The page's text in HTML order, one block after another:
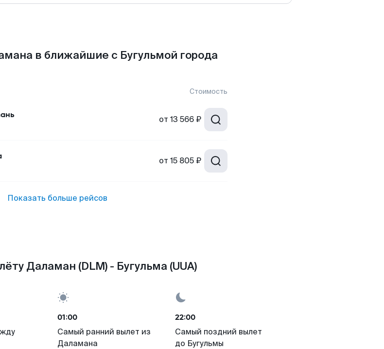
в ближайшие с Бугульмой города
Стоимость
от 13 566 ₽
от 15 805 ₽
Показать больше рейсов
Даламан (DLM) - Бугульма (UUA)
01:00
Самый ранний вылет из
Даламана
22:00
Самый поздний вылет
до Бугульмы